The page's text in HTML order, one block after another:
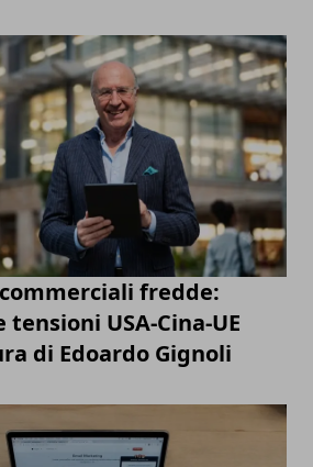
fredde:
USA-Cina-UE
di Edoardo Gignoli